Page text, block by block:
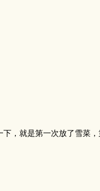
，就是第一次放了雪菜